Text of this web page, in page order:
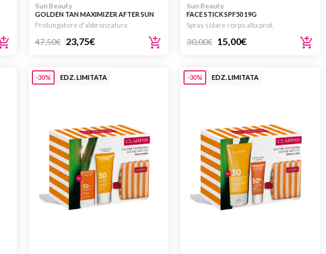
Sun Beauty
GOLDEN TAN MAXIMIZER AFTER SUN
SERUM 30ML
Prolungatore d'abbronzatura
47,50€ 23,75€
Sun Beauty
FACE STICK SPF50 19G
Spray solare corpo alta prot.
30,00€ 15,00€
-30% EDZ. LIMITATA -30% EDZ. LIMITATA